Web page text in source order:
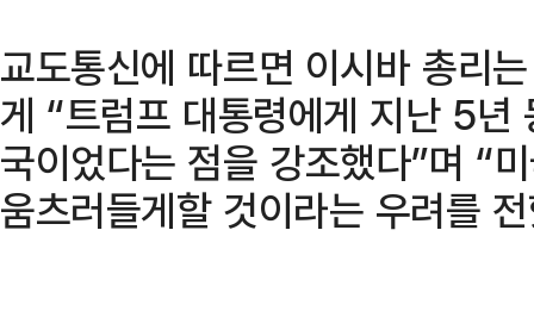
교도통신에 따르면 이시바 총리
게 “트럼프 대통령에게 지난 5년
국이었다는 점을 강조했다”며 “
움츠러들게할 것이라는 우려를